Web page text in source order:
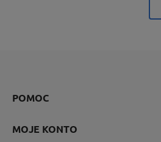
POMOC
MOJE KONTO